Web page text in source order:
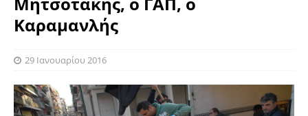
Καραμανλής
29 Ιανουαρίου 2016